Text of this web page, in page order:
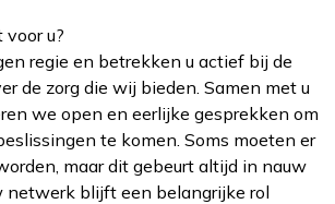
u?
regie en betrekken u actief bij de
de zorg die wij bieden. Samen met u
we open en eerlijke gesprekken om
te komen. Soms moeten er
maar dit gebeurt altijd in nauw
netwerk blijft een belangrijke rol